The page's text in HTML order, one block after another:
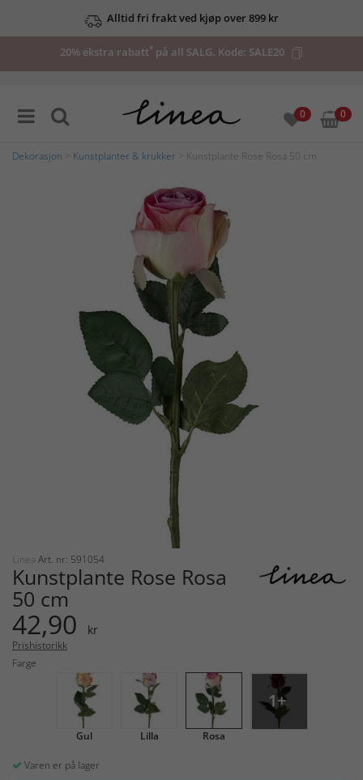
Alltid fri frakt ved kjøp over 899 kr
20% ekstra rabatt* på all SALG. Kode: SALE20
0 0
Dekorasjon Kunstplanter & krukker > Kunstplante Rose Rosa 50 cm
Linea Art. nr: 591054
Kunstplante Rose Rosa
50 cm
42,90 kr
Prishistorikk
Farge
Gul Lilla Rosa
1+
Varen er på lager